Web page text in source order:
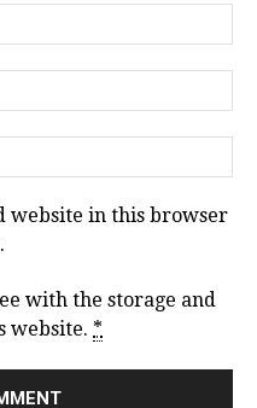
website in this browser
with the storage and
website. *